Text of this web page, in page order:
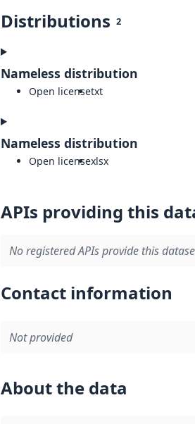
Distributions 2
Nameless distribution
Open licensetxt
Nameless distribution
Open licensexlsx
APIs providing this
No registered APIs provide this
Contact information
Not provided
About the data